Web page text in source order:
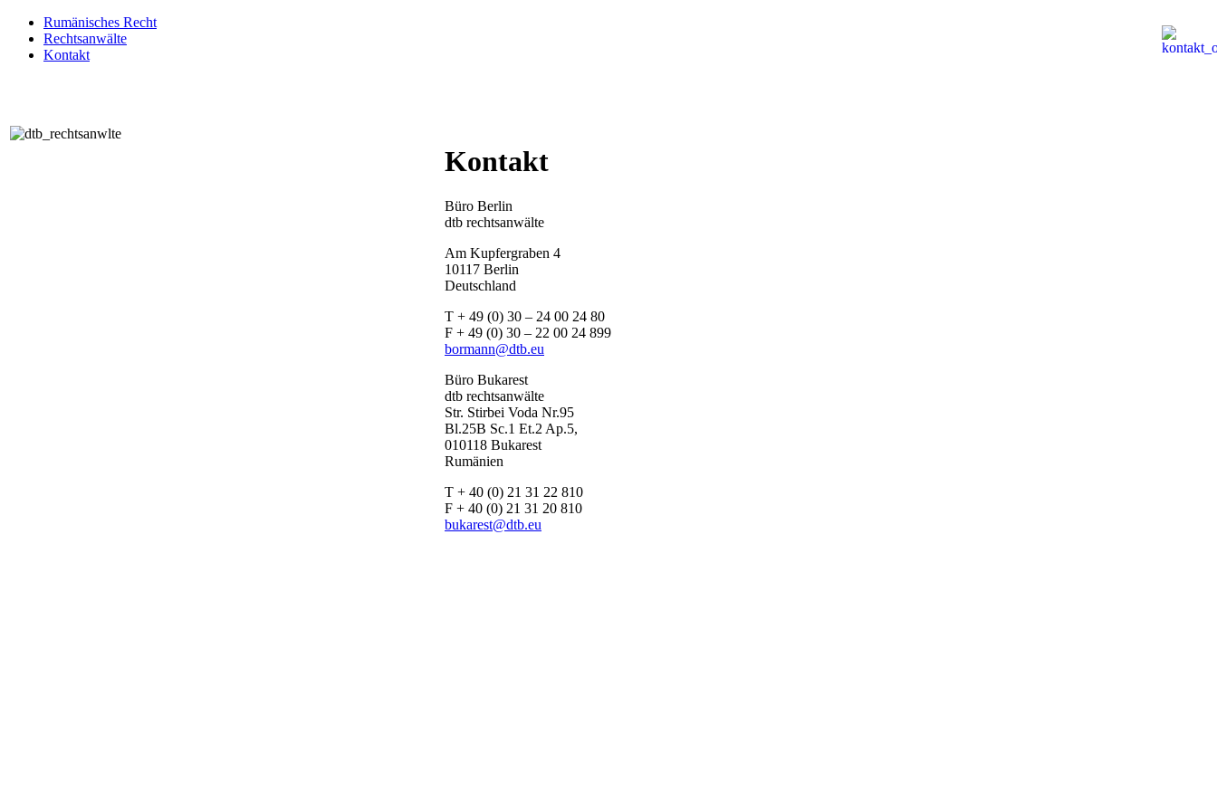
Rumänisches Recht
Rechtsanwälte
Kontakt
Kontakt
Büro Berlin
dtb rechtsanwälte
Am Kupfergraben 4
10117 Berlin
Deutschland
T + 49 (0) 30 – 24 00 24 80
F + 49 (0) 30 – 22 00 24 899
bormann@dtb.eu
Büro Bukarest
dtb rechtsanwälte
Str. Stirbei Voda Nr.95
Bl.25B Sc.1 Et.2 Ap.5,
010118 Bukarest
Rumänien
T + 40 (0) 21 31 22 810
F + 40 (0) 21 31 20 810
bukarest@dtb.eu